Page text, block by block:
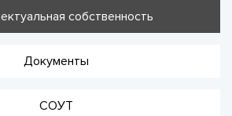
собственность
Документы
СОУТ